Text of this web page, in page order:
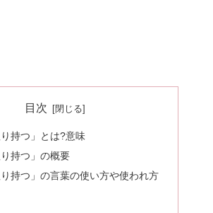
目次
り持つ」とは?意味
り持つ」の概要
り持つ」の言葉の使い方や使われ方